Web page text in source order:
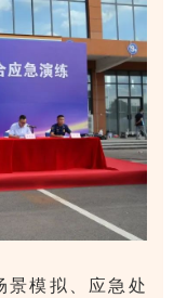
景模拟、应急处